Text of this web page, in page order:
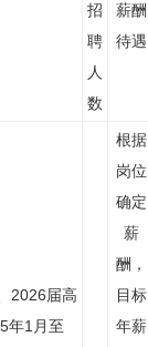
招
聘
人
数
薪酬
待遇
2026届高
年1月至
根据
岗位
确定
薪
酬，
目标
年薪